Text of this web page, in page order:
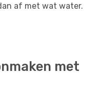
af met wat water.
met